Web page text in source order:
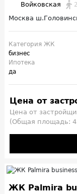
Войковская
Москва
Категория ЖК
бизнес
Ипотека
да
Цена от
Цена от
(Общая площадь:
ЖК Palmira